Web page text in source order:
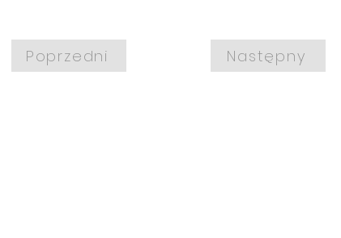
Poprzedni Następny